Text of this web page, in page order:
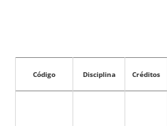
Código Disciplina Créditos